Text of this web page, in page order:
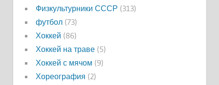
Физкультурники СССР (313)
футбол(73)
Хоккей (86)
Хоккей на траве(5)
Хоккей с мячом (9)
Хореография (2)